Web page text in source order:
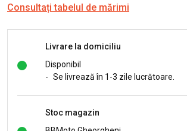
Consultați tabelul de mărimi
Livrare la domiciliu
Disponibil
- Se livrează în 1-3 zile lucrătoare.
Stoc magazin